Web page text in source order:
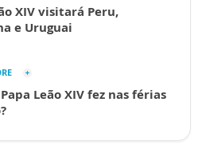
XIV visitará Peru,
e Uruguai
Leão XIV fez nas férias